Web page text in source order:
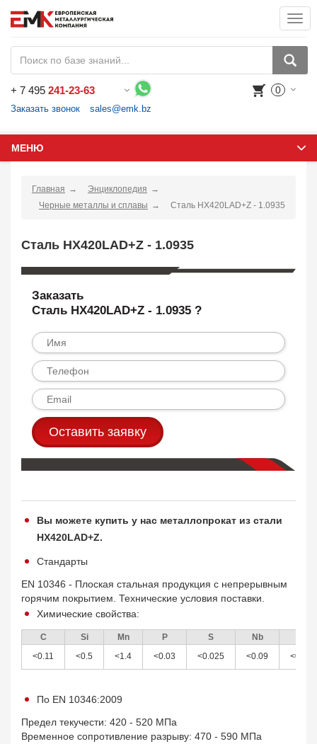
+ 7 495 241-23-63
Заказать звонок sales@emk.bz
0
МЕНЮ
Главная
Энциклопедия
Черные металлы и сплавы
Сталь HX420LAD+Z - 1.0935
Сталь HX420LAD+Z - 1.0935
Заказать
Сталь HX420LAD+Z - 1.0935 ?
Оставить заявку
Вы можете купить у нас металлопрокат из стали
HX420LAD+Z.
Стандарты
EN 10346 - Плоская стальная продукция с непрерывным
горячим покрытием. Технические условия поставки.
Химические свойства:
C Si Mn P S Nb
<0.11
<0.5 <1.4 <0.03 <0.025 <0.09 <0.15
По EN 10346:2009
Предел текучести: 420 - 520 МПа
Временное сопротивление разрыву: 470 - 590 МПа